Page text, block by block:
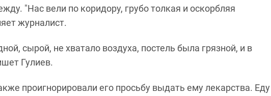
"Нас вели по коридору, грубо толкая и оскорбляя
журналист.
сырой, не хватало воздуха, постель была грязной, и в
Гулиев.
проигнорировали его просьбу выдать ему лекарства. Еду